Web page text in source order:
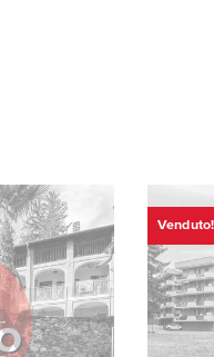
Venduto!